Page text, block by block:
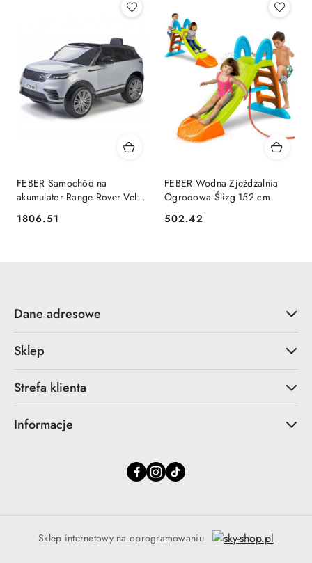
FEBER Samochód na
akumulator Range Rover Velar
Cena:
1806.51
FEBER Wodna Zjeżdżalnia
Ogrodowa Ślizg 152 cm
Cena:
502.42
Dane adresowe
Sklep
Strefa klienta
Informacje
Sklep internetowy na oprogramowaniu